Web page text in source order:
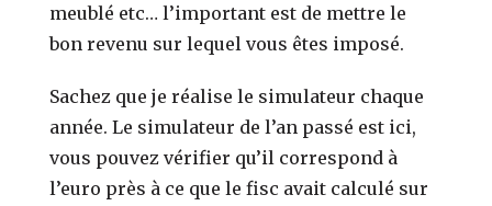
meublé etc… l’important est de mettre le
bon revenu sur lequel vous êtes imposé.
Sachez que je réalise le simulateur chaque
année. Le simulateur de l’an passé est ici,
vous pouvez vérifier qu’il correspond à
l’euro près à ce que le fisc avait calculé sur